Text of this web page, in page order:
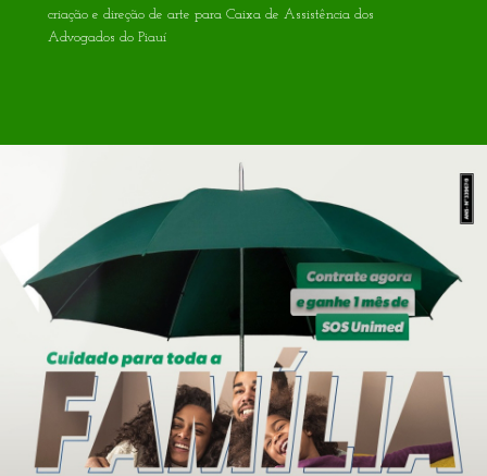
criação e direção de arte para Caixa de Assistência dos
Advogados do Piauí